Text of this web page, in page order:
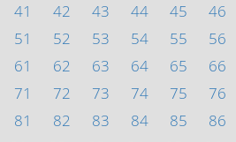
41
42 43 44 45 46
51
52 53 54 55 56
61
62 63 64 65 66
71
72 73 74 75 76
81
82 83 84 85 86